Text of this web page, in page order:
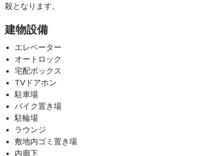
殺となります。
建物設備
エレベーター
オートロック
宅配ボックス
TVドアホン
駐車場
バイク置き場
駐輪場
ラウンジ
敷地内ゴミ置き場
内廊下